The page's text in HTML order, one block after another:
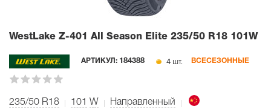
WestLake Z-401 All Season Elite 235/50 R18 101W
АРТИКУЛ: 184388 4 шт. ВСЕСЕЗОННЫЕ
235/50 R18 101 W Направленный